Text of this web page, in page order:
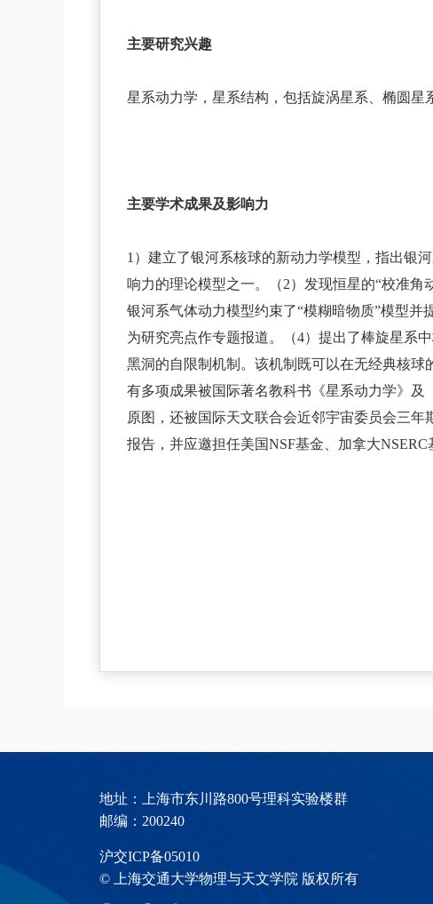
主要研究兴趣
星系动力学，星系结构，包括旋涡星系、椭圆
主要学术成果及影响力
1）建立了银河系核球的新动力学模型，指出银
响力的理论模型之一。（2）发现恒星的“校准角
银河系气体动力模型约束了“模糊暗物质”模型并
为研究亮点作专题报道。（4）提出了棒旋星系
黑洞的自限制机制。该机制既可以在无经典核球
有多项成果被国际著名教科书《星系动力学》
原图，还被国际天文联合会近邻宇宙委员会三
报告，并应邀担任美国NSF基金、加拿大
地址：上海市东川路800号理科实验楼群
邮编：200240
沪交ICP备05010
© 上海交通大学物理与天文学院 版权所有